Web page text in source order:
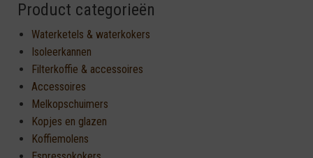
Product categorieën
Waterketels & waterkokers
Isoleerkannen
Filterkoffie & accessoires
Accessoires
Melkopschuimers
Kopjes en glazen
Koffiemolens